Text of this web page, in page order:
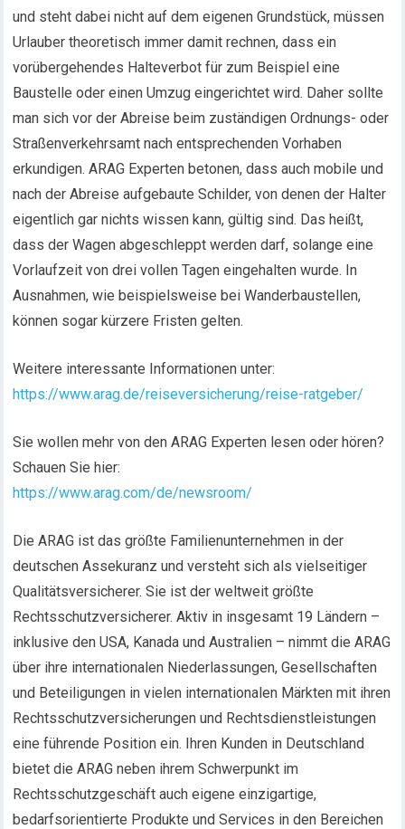
und steht dabei nicht auf dem eigenen Grundstück, müssen
Urlauber theoretisch immer damit rechnen, dass ein
vorübergehendes Halteverbot für zum Beispiel eine
Baustelle oder einen Umzug eingerichtet wird. Daher sollte
man sich vor der Abreise beim zuständigen Ordnungs- oder
Straßenverkehrsamt nach entsprechenden Vorhaben
erkundigen. ARAG Experten betonen, dass auch mobile und
nach der Abreise aufgebaute Schilder, von denen der Halter
eigentlich gar nichts wissen kann, gültig sind. Das heißt,
dass der Wagen abgeschleppt werden darf, solange eine
Vorlaufzeit von drei vollen Tagen eingehalten wurde. In
Ausnahmen, wie beispielsweise bei Wanderbaustellen,
können sogar kürzere Fristen gelten.
Weitere interessante Informationen unter:
https://www.arag.de/reiseversicherung/reise-ratgeber/
Sie wollen mehr von den ARAG Experten lesen oder hören?
Schauen Sie hier:
https://www.arag.com/de/newsroom/
Die ARAG ist das größte Familienunternehmen in der
deutschen Assekuranz und versteht sich als vielseitiger
Qualitätsversicherer. Sie ist der weltweit größte
Rechtsschutzversicherer. Aktiv in insgesamt 19 Ländern –
inklusive den USA, Kanada und Australien – nimmt die ARAG
über ihre internationalen Niederlassungen, Gesellschaften
und Beteiligungen in vielen internationalen Märkten mit ihren
Rechtsschutzversicherungen und Rechtsdienstleistungen
eine führende Position ein. Ihren Kunden in Deutschland
bietet die ARAG neben ihrem Schwerpunkt im
Rechtsschutzgeschäft auch eigene einzigartige,
bedarfsorientierte Produkte und Services in den Bereichen